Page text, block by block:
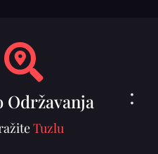
Održavanja
Tuzlu
: